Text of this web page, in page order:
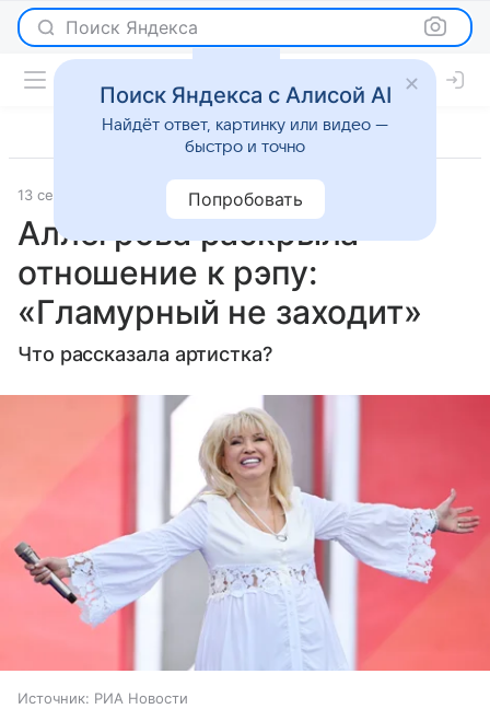
Поиск Яндекса
13 сентября 2025 Газета.Ру Светская жизнь
Аллегрова раскрыла
отношение к рэпу:
«Гламурный не заходит»
Что рассказала артистка?
Источник: РИА Новости
Поиск Яндекса с Алисой AI
Найдёт ответ, картинку или видео —
быстро и точно
Попробовать